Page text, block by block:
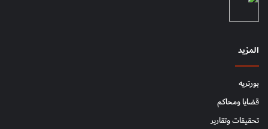
المزيد
بورتريه
قضايا ومحاكم
تحقيقات وتقارير